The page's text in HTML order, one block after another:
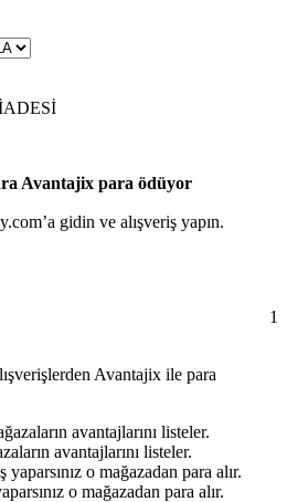
Avantajix para ödüyor
gidin ve alışveriş yapın.
1
Avantajix ile para
avantajlarını listeler.
o mağazadan para alır.